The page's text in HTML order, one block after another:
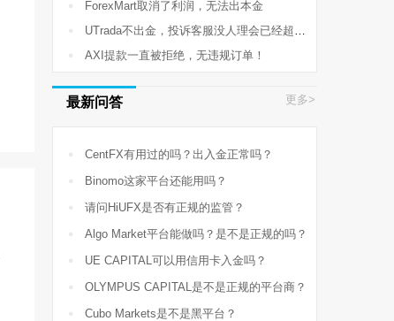
ForexMart取消了利润，无法出本金
UTrada不出金，投诉客服没人理会已经超过2星期了
AXI提款一直被拒绝，无违规订单！
最新问答 更多>
CentFX有用过的吗？出入金正常吗？
Binomo这家平台还能用吗？
请问HiUFX是否有正规的监管？
Algo Market平台能做吗？是不是正规的吗？
UE CAPITAL可以用信用卡入金吗？
OLYMPUS CAPITAL是不是正规的平台商？
Cubo Markets是不是黑平台？